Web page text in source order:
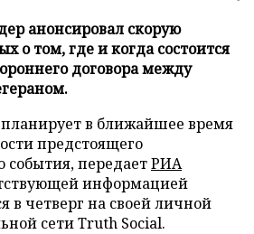
анонсировал скорую
о том, где и когда состоится
договора между
планирует в ближайшее время
предстоящего
события, передаетРИА
информацией
в четверг на своей личной
сети Truth Social.